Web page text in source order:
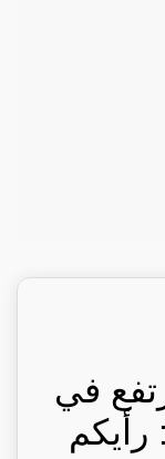
في
رأيكم